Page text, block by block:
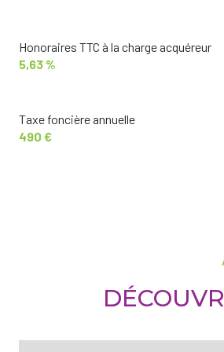
Honoraires TTC à la charge acquéreur
5,63 %
Taxe foncière annuelle
490 €